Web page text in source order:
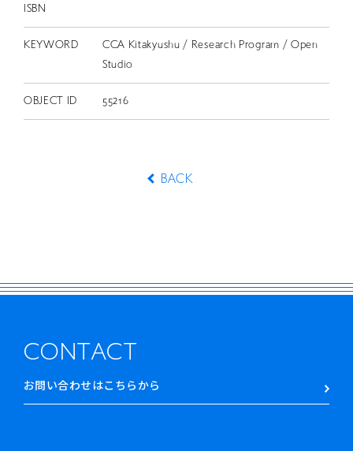
ISBN
KEYWORD
CCA Kitakyushu / Research Program / Open
Studio
OBJECT ID 55216
BACK
CONTACT
お問い合わせはこちらから